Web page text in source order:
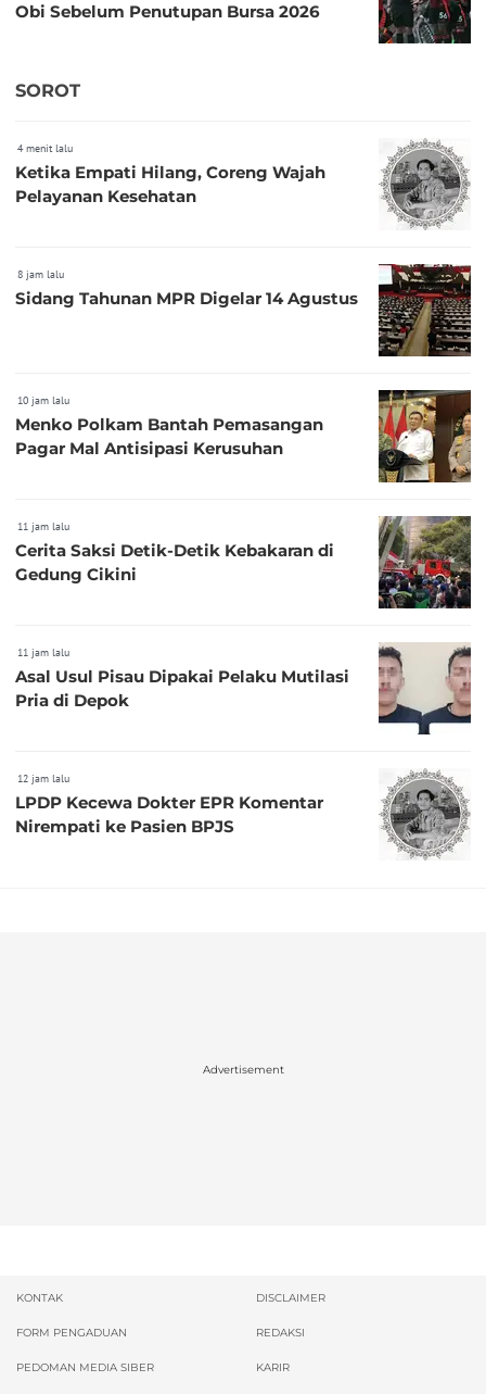
Obi Sebelum Penutupan Bursa 2026
SOROT
4 menit lalu
Ketika Empati Hilang, Coreng Wajah
Pelayanan Kesehatan
8 jam lalu
Sidang Tahunan MPR Digelar 14 Agustus
10 jam lalu
Menko Polkam Bantah Pemasangan
Pagar Mal Antisipasi Kerusuhan
11 jam lalu
Cerita Saksi Detik-Detik Kebakaran di
Gedung Cikini
11 jam lalu
Asal Usul Pisau Dipakai Pelaku Mutilasi
Pria di Depok
12 jam lalu
LPDP Kecewa Dokter EPR Komentar
Nirempati ke Pasien BPJS
Advertisement
KONTAK DISCLAIMER
FORM PENGADUAN REDAKSI
PEDOMAN MEDIA SIBER KARIR